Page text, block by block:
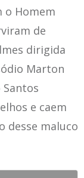
o Homem
de
dirigida
Marton
e caem
desse maluco